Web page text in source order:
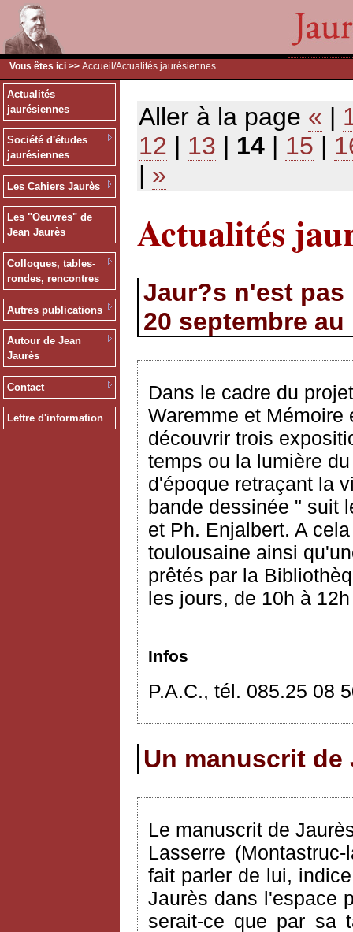
Vous êtes ici >> Accueil /Actualités jaurésiennes
Actualités
jaurésiennes
Société d'études
jaurésiennes
Les Cahiers Jaurès
Les "Oeuvres" de
Jean Jaurès
Colloques, tables-
rondes, rencontres
Autres publications
Autour de Jean
Jaurès
Contact
Lettre d'information
Aller à la page « |
12 | 13 | 14 | 15 |
| »
Actualités
Jaur?s n'est pas
20 septembre
Dans le cadre du
Waremme et
découvrir trois
temps ou la lumière
d'époque retraçant la
bande dessinée " suit
et Ph. Enjalbert. A
toulousaine ainsi
prêtés par la
les jours, de 10h à
Infos
P.A.C., tél. 085.25 08
Un manuscrit de
Le manuscrit de
Lasserre
fait parler de lui,
Jaurès dans l'espace
serait-ce que par sa